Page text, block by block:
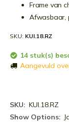
Frame van
Afwasbaar,
SKU KUI.18.RZ
14 stuk(s)
Aangevuld
Meer
informatie
KUI.18.RZ